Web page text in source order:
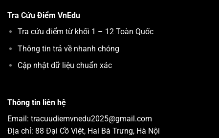
Tra Cứu Điểm VnEdu
Tra cứu điểm từ khối 1 – 12 Toàn Quốc
Thông tin trả về nhanh chóng
Cập nhật dữ liệu chuẩn xác
Thông tin liên hệ
Email: tracuudiemvnedu2025@gmail.com
Địa chỉ: 88 Đại Cồ Việt, Hai Bà Trưng, Hà Nội